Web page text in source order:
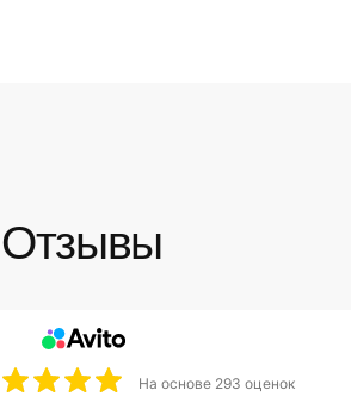
На основе 293 оценок